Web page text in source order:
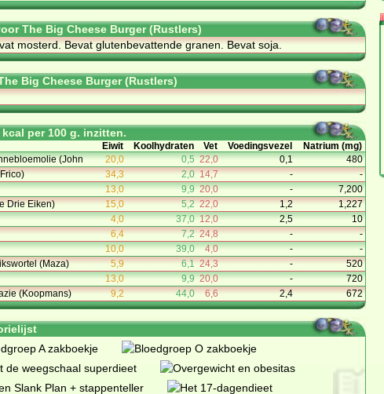
The Big Cheese Burger (Rustlers)
mos­terd. Be­vat glu­ten­be­vat­ten­de gra­nen. Be­vat so­ja.
Big Cheese Burger (Rustlers)
per 100 g. inzitten.
Eiwit Koolhydraten Vet Voedingsvezel
Natrium (mg)
(John
20,0 0,5 22,0 0,1
480
34,3 2,0 14,7 -
-
13,0 9,9 20,0 -
7,200
Drie Eiken)
15,0 5,2 22,0 1,2
1,227
4,0 37,0 12,0 2,5
10
6,4 7,2 24,8 -
-
10,0 39,0 4,0 -
-
(Maza)
5,9 6,1 24,3 -
520
13,0 9,9 20,0 -
720
(Koopmans)
9,2 44,0 6,6 2,4 672